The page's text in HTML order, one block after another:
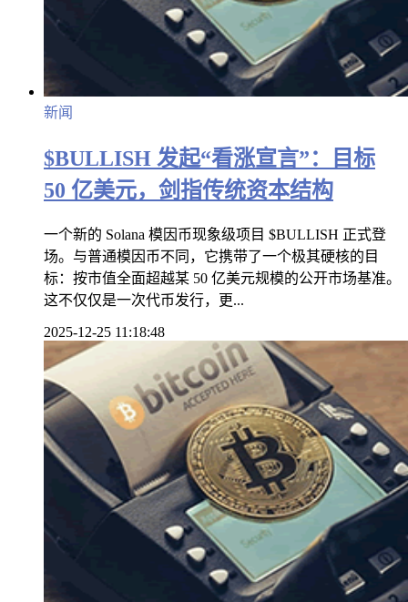
新闻
$BULLISH 发起“看涨宣言”：目标
50 亿美元，剑指传统资本结构
一个新的 Solana 模因币现象级项目 $BULLISH 正式登
场。与普通模因币不同，它携带了一个极其硬核的目
标：按市值全面超越某 50 亿美元规模的公开市场基准。
这不仅仅是一次代币发行，更...
2025-12-25 11:18:48